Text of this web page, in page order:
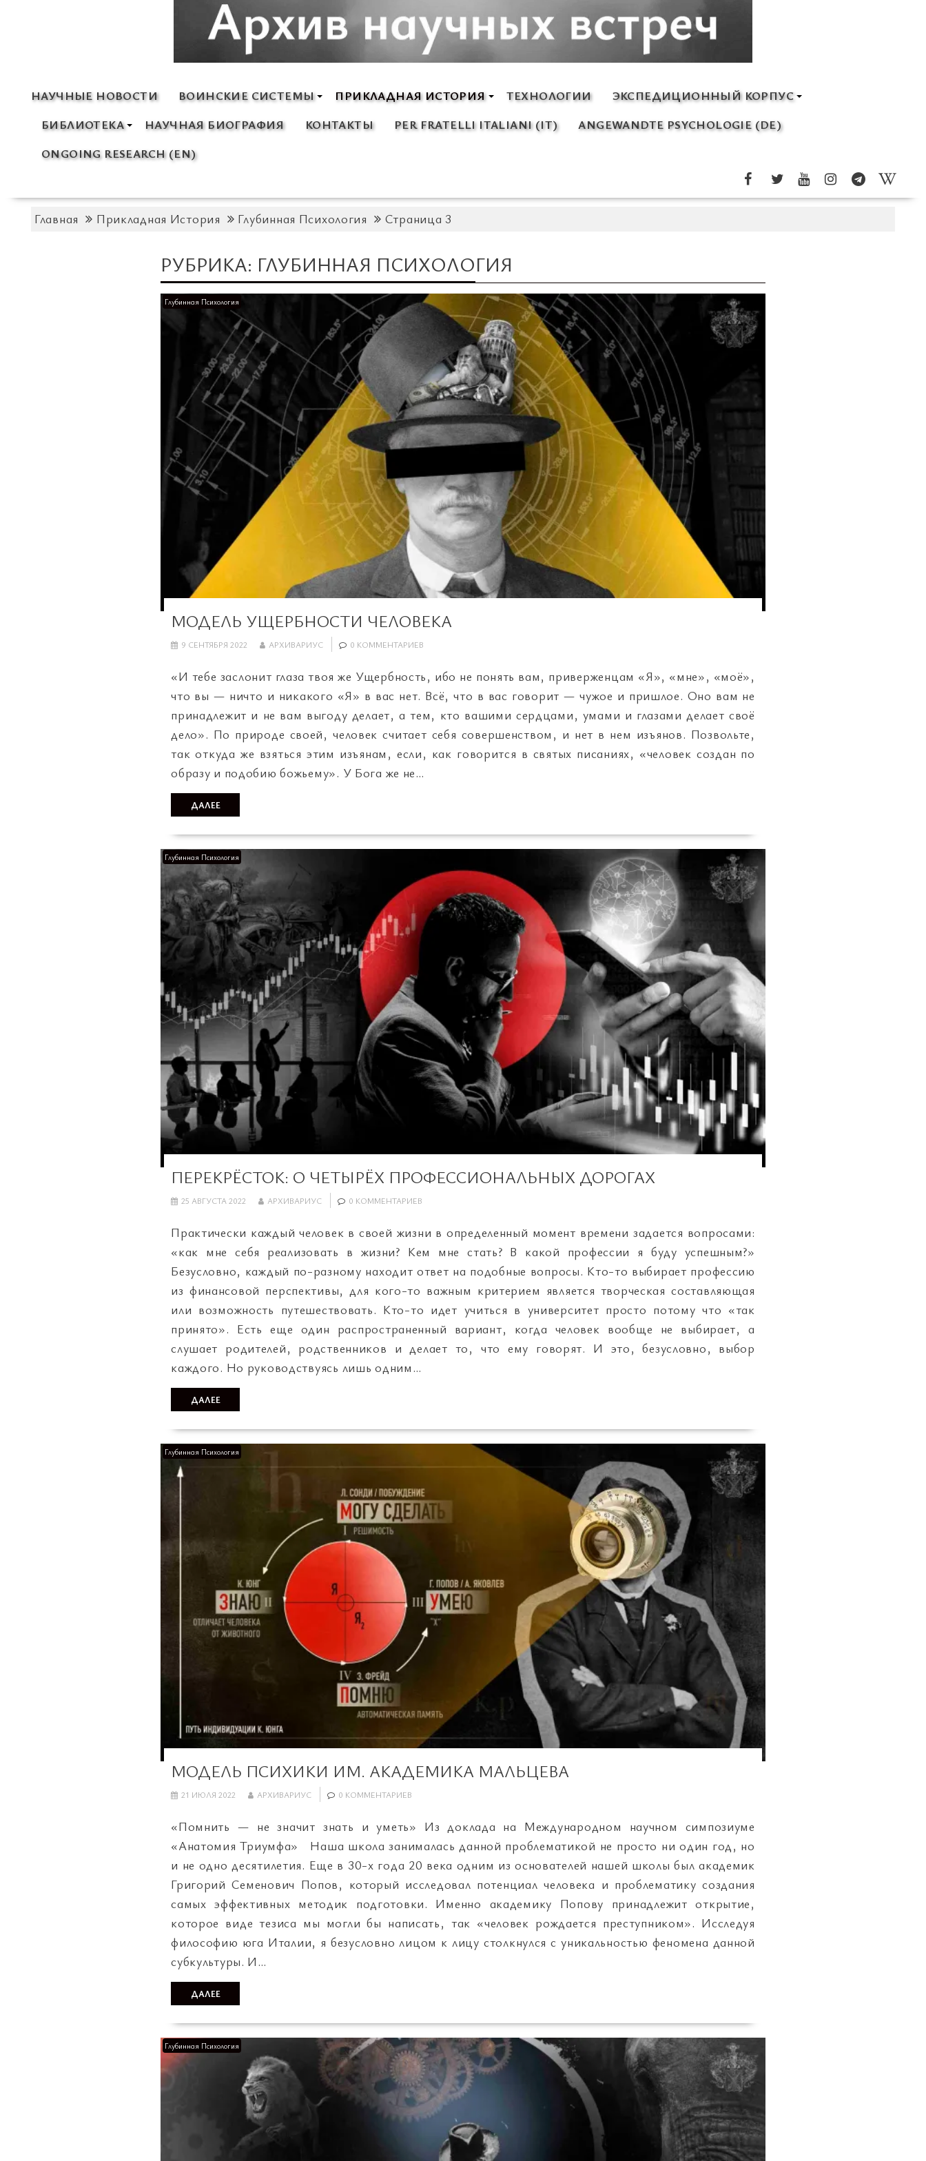
НАУЧНЫЕ НОВОСТИ ВОИНСКИЕ СИСТЕМЫ ПРИКЛАДНАЯ ИСТОРИЯ ТЕХНОЛОГИИ
ЭКСПЕДИЦИОННЫЙ КОРПУС
БИБЛИОТЕКА
НАУЧНАЯ БИОГРАФИЯ КОНТАКТЫ PER FRATELLI ITALIANI (IT)
ANGEWANDTE PSYCHOLOGIE (DE)
ONGOING RESEARCH (EN)
Главная Прикладная История Глубинная Психология Страница 3
РУБРИКА: ГЛУБИННАЯ ПСИХОЛОГИЯ
Глубинная Психология
МОДЕЛЬ УЩЕРБНОСТИ ЧЕЛОВЕКА
9 СЕНТЯБРЯ 2022 АРХИВАРИУС 0 КОММЕНТАРИЕВ
«И тебе заслонит глаза твоя же Ущербность, ибо не понять вам, приверженцам «Я», «мне», «моё»,
что вы — ничто и никакого «Я» в вас нет. Всё, что в вас говорит — чужое и пришлое. Оно вам не
принадлежит и не вам выгоду делает, а тем, кто вашими сердцами, умами и глазами делает своё
дело». По природе своей, человек считает себя совершенством, и нет в нем изъянов. Позвольте,
так откуда же взяться этим изъянам, если, как говорится в святых писаниях, «человек создан по
образу и подобию божьему». У Бога же не…
ДАЛЕЕ
Глубинная Психология
ПЕРЕКРЁСТОК: О ЧЕТЫРЁХ ПРОФЕССИОНАЛЬНЫХ ДОРОГАХ
25 АВГУСТА 2022 АРХИВАРИУС 0 КОММЕНТАРИЕВ
Практически каждый человек в своей жизни в определенный момент времени задается вопросами:
«как мне себя реализовать в жизни? Кем мне стать? В какой профессии я буду успешным?»
Безусловно, каждый по-разному находит ответ на подобные вопросы. Кто-то выбирает профессию
из финансовой перспективы, для кого-то важным критерием является творческая составляющая
или возможность путешествовать. Кто-то идет учиться в университет просто потому что «так
принято». Есть еще один распространенный вариант, когда человек вообще не выбирает, а
слушает родителей, родственников и делает то, что ему говорят. И это, безусловно, выбор
каждого. Но руководствуясь лишь одним…
ДАЛЕЕ
Глубинная Психология
МОДЕЛЬ ПСИХИКИ ИМ. АКАДЕМИКА МАЛЬЦЕВА
21 ИЮЛЯ 2022 АРХИВАРИУС 0 КОММЕНТАРИЕВ
«Помнить — не значит знать и уметь» Из доклада на Международном научном симпозиуме
«Анатомия Триумфа» Наша школа занималась данной проблематикой не просто ни один год, но
и не одно десятилетия. Еще в 30-х года 20 века одним из основателей нашей школы был академик
Григорий Семенович Попов, который исследовал потенциал человека и проблематику создания
самых эффективных методик подготовки. Именно академику Попову принадлежит открытие,
которое виде тезиса мы могли бы написать, так «человек рождается преступником». Исследуя
философию юга Италии, я безусловно лицом к лицу столкнулся с уникальностью феномена данной
субкультуры. И…
ДАЛЕЕ
Глубинная Психология